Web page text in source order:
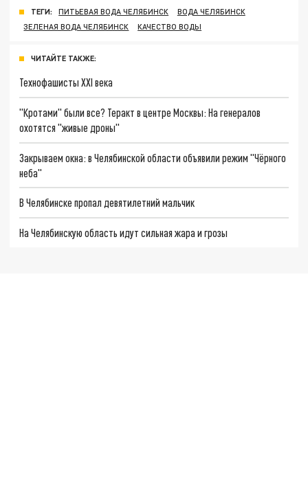
ТЕГИ: ПИТЬЕВАЯ ВОДА ЧЕЛЯБИНСК
ВОДА ЧЕЛЯБИНСК
ЗЕЛЕНАЯ ВОДА ЧЕЛЯБИНСК
КАЧЕСТВО ВОДЫ
ЧИТАЙТЕ ТАКЖЕ:
Технофашисты XXI века
"Кротами" были все? Теракт в центре Москвы: На генералов
охотятся "живые дроны"
Закрываем окна: в Челябинской области объявили режим "Чёрного
неба"
В Челябинске пропал девятилетний мальчик
На Челябинскую область идут сильная жара и грозы